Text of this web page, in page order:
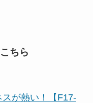
ちら
スが熱い！【F17-